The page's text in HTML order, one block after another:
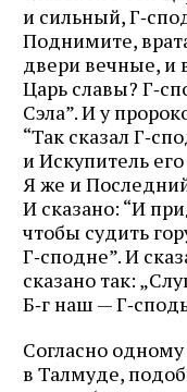
и сильный,
Поднимите,
двери вечные, и
Царь славы?
Сэла”. И у
“Так сказал
и Искупитель
Я же и
И сказано: “И
чтобы судить
Г‑сподне”. И
сказано так:
Б‑г наш —
Согласно
в Талмуде,